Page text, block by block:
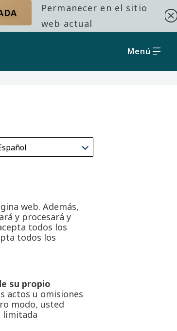
Permanecer en el sitio
web actual
Menú
web. Además,
y procesará y
todos los
todos los
su propio
actos u omisiones
modo, usted
limitada